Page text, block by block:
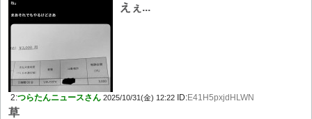
えぇ...
2:つらたんニュースさん 2025/10/31(金) 12:22 ID:E41H5pxjdHLWN
草